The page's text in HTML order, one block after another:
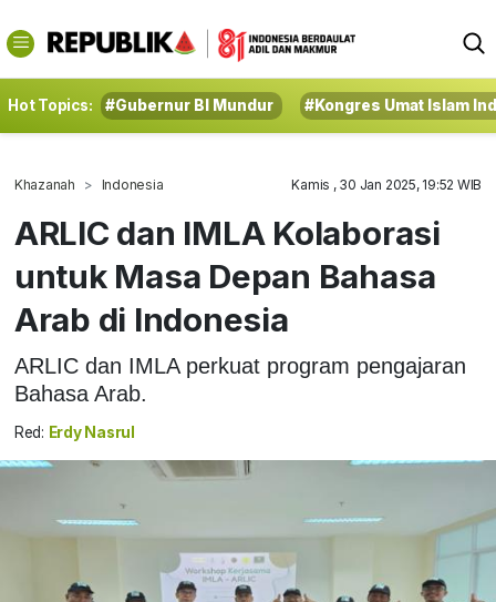
Hot Topics: #Gubernur BI Mundur #Kongres Umat Islam
Khazanah Indonesia Kamis , 30 Jan 2025, 19:52 WIB
ARLIC dan IMLA Kolaborasi
untuk Masa Depan Bahasa
Arab di Indonesia
ARLIC dan IMLA perkuat program pengajaran
Bahasa Arab.
Red: Erdy Nasrul